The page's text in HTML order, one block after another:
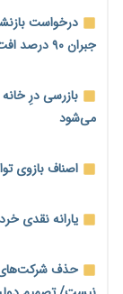
رئیس سازمان
مالیات هستند
کاهش می‌یابد
اختیارات
پایان شهریور ابلاغ شد
درخواست
جبران ۹۰ درصد افت ضریب زمان برقراری
بازرسی درِ
می‌شود
اصناف بازوی
یارانه نقدی خرداد ۱۴۰۵ دهک‌های چهارم تا
حذف شرکت‌های